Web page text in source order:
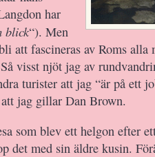
har
blick“). Men
att fascineras av Roms alla
visst njöt jag av
turister att jag “är på ett
jag gillar Dan Brown.
som blev ett helgon efter
det med sin äldre kusin.